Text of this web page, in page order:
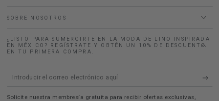
SOBRE NOSOTROS
¿LISTO PARA SUMERGIRTE EN LA MODA DE LINO INSPIRADA
EN MÉXICO? REGÍSTRATE Y OBTÉN UN 10% DE DESCUENTO
EN TU PRIMERA COMPRA.
Introducir
Solicite nuestra membresía gratuita para recibir ofertas exclusivas,